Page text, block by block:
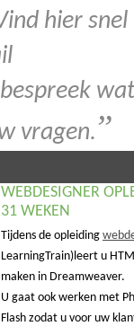
hier
vragen.
”
WEBDESIGNER
31 WEKEN
Tijdens de opleiding
LearningTrain)leert u
maken in Dreamweaver.
U gaat ook werken met
Flash zodat u voor uw